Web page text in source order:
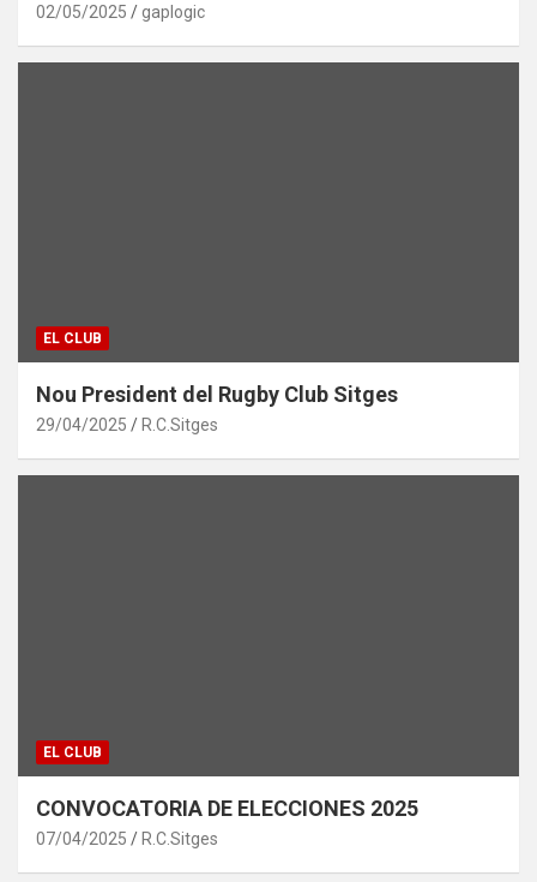
02/05/2025 gaplogic
EL CLUB
Nou President del Rugby Club Sitges
29/04/2025 R.C.Sitges
EL CLUB
CONVOCATORIA DE ELECCIONES 2025
07/04/2025 R.C.Sitges